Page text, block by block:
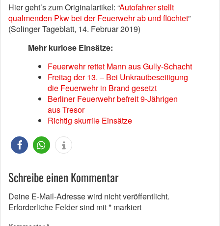
Hier geht’s zum Originalartikel: “Autofahrer stellt
qualmenden Pkw bei der Feuerwehr ab und flüchtet”
(Solinger Tageblatt, 14. Februar 2019)
Mehr kuriose Einsätze:
Feuerwehr rettet Mann aus Gully-Schacht
Freitag der 13. – Bei Unkrautbeseitigung
die Feuerwehr in Brand gesetzt
Berliner Feuerwehr befreit 9-Jährigen
aus Tresor
Richtig skurrile Einsätze
Schreibe einen Kommentar
Deine E-Mail-Adresse wird nicht veröffentlicht.
Erforderliche Felder sind mit* markiert